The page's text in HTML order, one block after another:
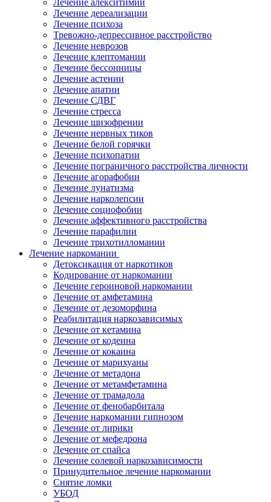
Лечение алекситимии
Лечение дереализации
Лечение психоза
Тревожно-депрессивное расстройство
Лечение неврозов
Лечение клептомании
Лечение бессонницы
Лечение астении
Лечение апатии
Лечение СДВГ
Лечение стресса
Лечение шизофрении
Лечение нервных тиков
Лечение белой горячки
Лечение психопатии
Лечение пограничного расстройства личности
Лечение агорафобии
Лечение лунатизма
Лечение нарколепсии
Лечение социофобии
Лечение аффективного расстройства
Лечение парафилии
Лечение трихотилломании
Лечение наркомании
Детоксикация от наркотиков
Кодирование от наркомании
Лечение героиновой наркомании
Лечение от амфетамина
Лечение от дезоморфина
Реабилитация наркозависимых
Лечение от кетамина
Лечение от кодеина
Лечение от кокаина
Лечение от марихуаны
Лечение от метадона
Лечение от метамфетамина
Лечение от трамадола
Лечение от фенобарбитала
Лечение наркомании гипнозом
Лечение от лирики
Лечение от мефедрона
Лечение от спайса
Лечение солевой наркозависимости
Принудительное лечение наркомании
Снятие ломки
УБОД